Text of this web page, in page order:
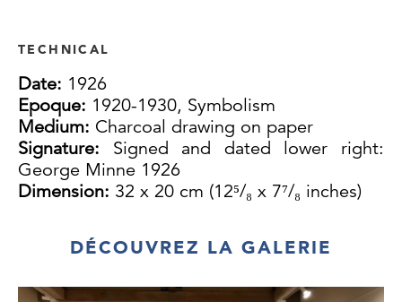
TECHNICAL
Date: 1926
Epoque: 1920-1930, Symbolism
Medium: Charcoal drawing on paper
Signature: Signed and dated lower right:
George Minne 1926
Dimension: 32 x 20 cm (12⁵/₈ x 7⁷/₈ inches)
DÉCOUVREZ LA GALERIE